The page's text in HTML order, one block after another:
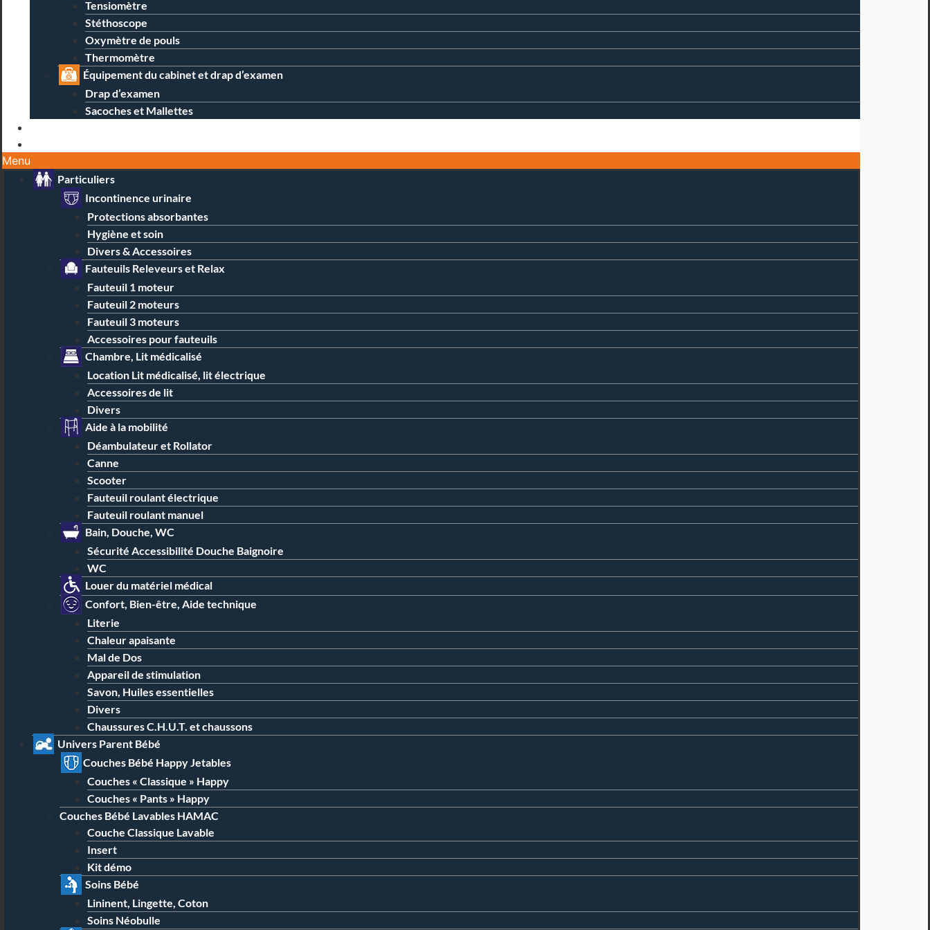
Tensiomètre
Stéthoscope
Oxymètre de pouls
Thermomètre
Équipement du cabinet et drap d’examen
Drap d’examen
Sacoches et Mallettes
Menu
Particuliers
Incontinence urinaire
Protections absorbantes
Hygiène et soin
Divers & Accessoires
Fauteuils Releveurs et Relax
Fauteuil 1 moteur
Fauteuil 2 moteurs
Fauteuil 3 moteurs
Accessoires pour fauteuils
Chambre, Lit médicalisé
Location Lit médicalisé, lit électrique
Accessoires de lit
Divers
Aide à la mobilité
Déambulateur et Rollator
Canne
Scooter
Fauteuil roulant électrique
Fauteuil roulant manuel
Bain, Douche, WC
Sécurité Accessibilité Douche Baignoire
WC
Louer du matériel médical
Confort, Bien-être, Aide technique
Literie
Chaleur apaisante
Mal de Dos
Appareil de stimulation
Savon, Huiles essentielles
Divers
Chaussures C.H.U.T. et chaussons
Univers Parent Bébé
Couches Bébé Happy Jetables
Couches « Classique » Happy
Couches « Pants » Happy
Couches Bébé Lavables HAMAC
Couche Classique Lavable
Insert
Kit démo
Soins Bébé
Lininent, Lingette, Coton
Soins Néobulle